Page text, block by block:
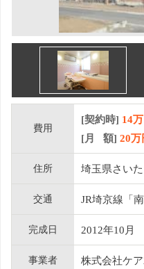
費用
[契約時] 14
[月 額] 20万
住所 埼玉県さい
交通 JR埼京線「
完成日 2012年10月
事業者 株式会社ケア